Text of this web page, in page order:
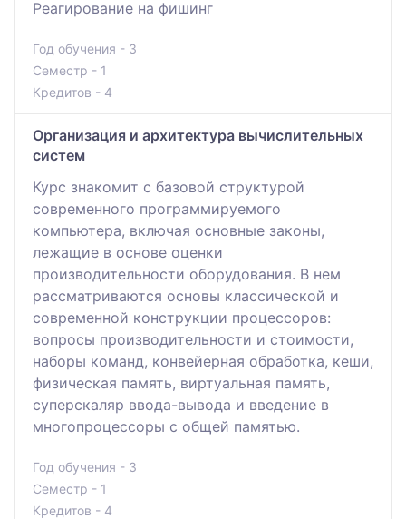
Реагирование на фишинг
Год обучения - 3
Семестр - 1
Кредитов - 4
Организация и архитектура вычислительных
систем
Курс знакомит с базовой структурой
современного программируемого
компьютера, включая основные законы,
лежащие в основе оценки
производительности оборудования. В нем
рассматриваются основы классической и
современной конструкции процессоров:
вопросы производительности и стоимости,
наборы команд, конвейерная обработка, кеши,
физическая память, виртуальная память,
суперскаляр ввода-вывода и введение в
многопроцессоры с общей памятью.
Год обучения - 3
Семестр - 1
Кредитов - 4